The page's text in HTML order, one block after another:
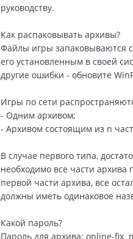
руководству.
Как распаковывать архивы?
Файлы игры запаковываются
его установленным в своей
другие ошибки - обновите
Игры по сети
- Одним архивом;
- Архивом состоящим из n
В случае первого типа,
необходимо все части архива
первой части архива, все
должны иметь одинаковое
Какой пароль?
Пароль для архива: online-fix.